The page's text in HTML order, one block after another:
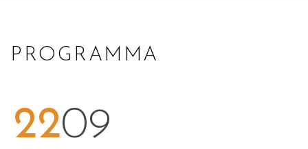
PROGRAMMA
2209